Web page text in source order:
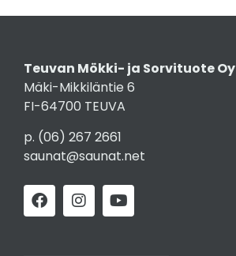
Teuvan Mökki- ja Sorvituote Oy
Mäki-Mikkiläntie 6
FI-64700 TEUVA
p. (06) 267 2661
saunat@saunat.net